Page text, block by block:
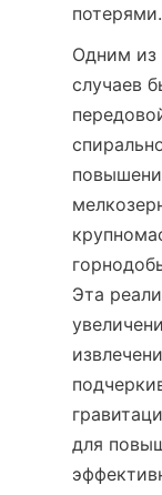
потерями.
Одним из
случаев
Эта
для